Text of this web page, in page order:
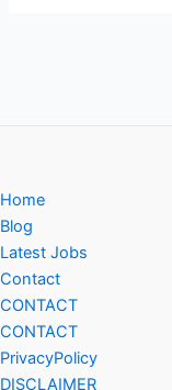
Home
Blog
Latest Jobs
Contact
CONTACT
CONTACT
PrivacyPolicy
DISCLAIMER